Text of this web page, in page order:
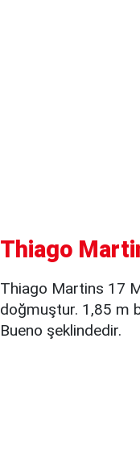
Thiago
Thiago Martins 17
doğmuştur. 1,85 m
Bueno şeklindedir.